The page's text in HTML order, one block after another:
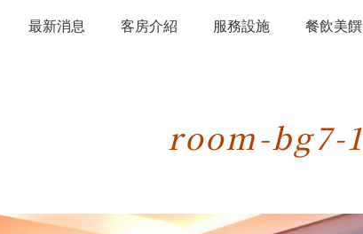
最新消息 客房介紹 服務設施 餐飲美饌
room-bg7-1